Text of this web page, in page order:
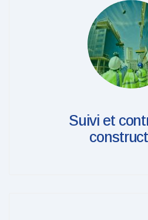
Suivi et